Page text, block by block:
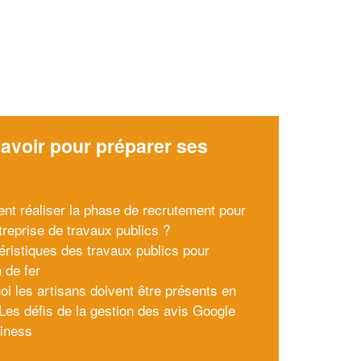
pour préparer ses
réaliser la phase de recrutement pour
de travaux publics ?
des travaux publics pour
de fer
les artisans doivent être présents en
défis de la gestion des avis Google